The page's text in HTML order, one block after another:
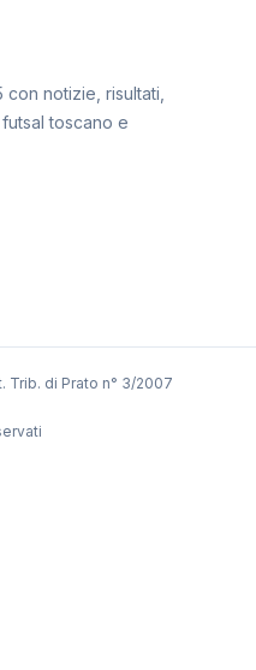
notizie, risultati,
toscano e
Trib. di Prato n° 3/2007